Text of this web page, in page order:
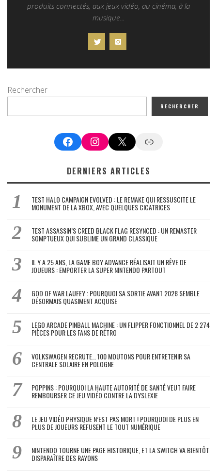
produits connectés, aux jeux vidéo, au cinéma, à la
musique...
Rechercher
RECHERCHER
FacebookInstagram
X Google News
DERNIERS ARTICLES
TEST HALO CAMPAIGN EVOLVED : LE REMAKE QUI RESSUSCITE LE
MONUMENT DE LA XBOX, AVEC QUELQUES CICATRICES
TEST ASSASSIN’S CREED BLACK FLAG RESYNCED : UN REMASTER
SOMPTUEUX QUI SUBLIME UN GRAND CLASSIQUE
IL Y A 25 ANS, LA GAME BOY ADVANCE RÉALISAIT UN RÊVE DE
JOUEURS : EMPORTER LA SUPER NINTENDO PARTOUT
GOD OF WAR LAUFEY : POURQUOI SA SORTIE AVANT 2028 SEMBLE
DÉSORMAIS QUASIMENT ACQUISE
LEGO ARCADE PINBALL MACHINE : UN FLIPPER FONCTIONNEL DE 2 274
PIÈCES POUR LES FANS DE RÉTRO
VOLKSWAGEN RECRUTE… 100 MOUTONS POUR ENTRETENIR SA
CENTRALE SOLAIRE EN POLOGNE
POPPINS : POURQUOI LA HAUTE AUTORITÉ DE SANTÉ VEUT FAIRE
REMBOURSER CE JEU VIDÉO CONTRE LA DYSLEXIE
LE JEU VIDÉO PHYSIQUE N’EST PAS MORT ! POURQUOI DE PLUS EN
PLUS DE JOUEURS REFUSENT LE TOUT NUMÉRIQUE
NINTENDO TOURNE UNE PAGE HISTORIQUE, ET LA SWITCH VA BIENTÔT
DISPARAÎTRE DES RAYONS